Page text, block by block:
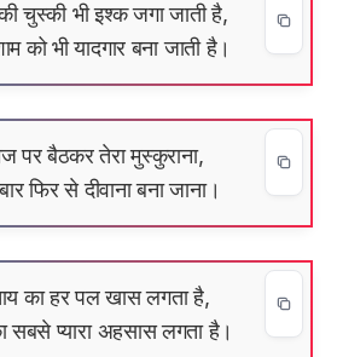
चुस्की भी इश्क जगा जाती है,
को भी यादगार बना जाती है।
पर बैठकर तेरा मुस्कुराना,
फिर से दीवाना बना जाना।
का हर पल खास लगता है,
सबसे प्यारा अहसास लगता है।